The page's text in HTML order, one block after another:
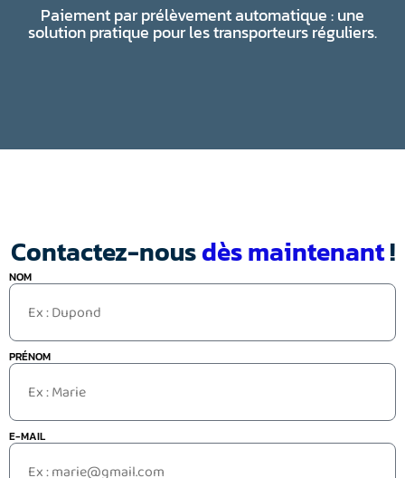
Paiement par prélèvement automatique : une
solution pratique pour les transporteurs réguliers.
Contactez-nousdès maintenant!
NOM
PRÉNOM
E-MAIL